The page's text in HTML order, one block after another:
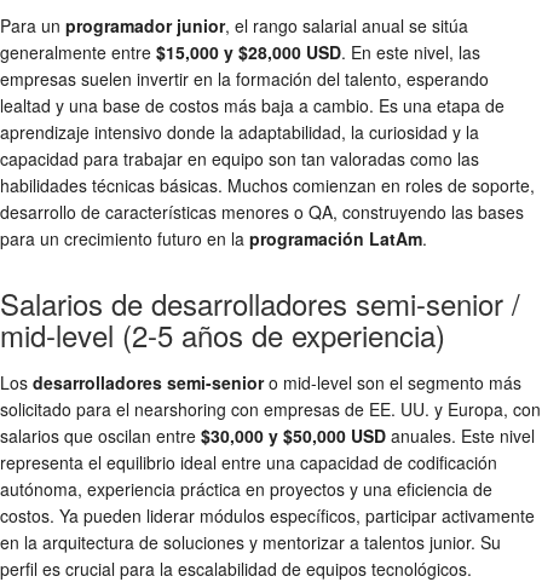
Para un programador junior, el rango salarial anual se sitúa
generalmente entre $15,000 y $28,000 USD. En este nivel, las
empresas suelen invertir en la formación del talento, esperando
lealtad y una base de costos más baja a cambio. Es una etapa de
aprendizaje intensivo donde la adaptabilidad, la curiosidad y la
capacidad para trabajar en equipo son tan valoradas como las
habilidades técnicas básicas. Muchos comienzan en roles de soporte,
desarrollo de características menores o QA, construyendo las bases
para un crecimiento futuro en la programación LatAm.
Salarios de desarrolladores semi-senior /
mid-level (2-5 años de experiencia)
Los desarrolladores semi-senioro mid-level son el segmento más
solicitado para el nearshoring con empresas de EE. UU. y Europa, con
salarios que oscilan entre $30,000 y $50,000 USD anuales. Este nivel
representa el equilibrio ideal entre una capacidad de codificación
autónoma, experiencia práctica en proyectos y una eficiencia de
costos. Ya pueden liderar módulos específicos, participar activamente
en la arquitectura de soluciones y mentorizar a talentos junior. Su
perfil es crucial para la escalabilidad de equipos tecnológicos.